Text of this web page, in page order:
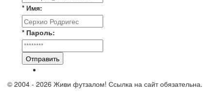
* Имя:
* Пароль:
Отправить
© 2004 - 2026 Живи футзалом! Ссылка на сайт обязательна.